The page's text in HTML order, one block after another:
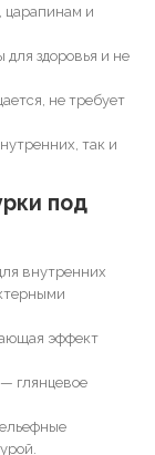
царапинам и
здоровья и не
не требует
так и
под
внутренних
эффект
— глянцевое